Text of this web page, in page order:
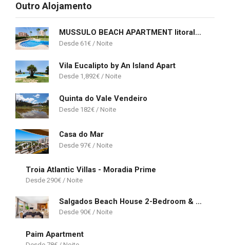
Outro Alojamento
MUSSULO BEACH APARTMENT litoralmar
61€
Vila Eucalipto by An Island Apart
1,892€
Quinta do Vale Vendeiro
182€
Casa do Mar
97€
Troia Atlantic Villas - Moradia Prime
290€
Salgados Beach House 2-Bedroom & 7 Pools
90€
Paim Apartment